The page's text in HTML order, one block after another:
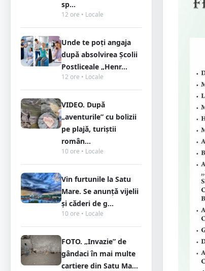
sp...
12 ore • Locale
Unde te poți angaja
după absolvirea Școlii
Postliceale „Henr...
12 ore • Locale
VIDEO. După
„aventurile” cu bolizii
pe plajă, turiștii
român...
10 ore • Locale
Vin furtunile la Satu
Mare. Se anunță vijelii
și căderi de g...
10 ore • Locale
FOTO. „Invazie” de
gândaci în mai multe
cartiere din Satu Ma...